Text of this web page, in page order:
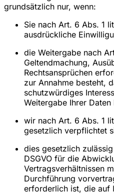
grundsätzlich nur, wenn:
Sie nach Art. 6 Abs. 1
ausdrückliche
die Weitergabe nach
Geltendmachung,
Rechtsansprüchen
zur Annahme besteht,
schutzwürdiges
Weitergabe Ihrer Daten
wir nach Art. 6 Abs. 1
gesetzlich verpflichtet
dies gesetzlich
DSGVO für die
Vertragsverhältnissen
Durchführung
erforderlich ist, die auf